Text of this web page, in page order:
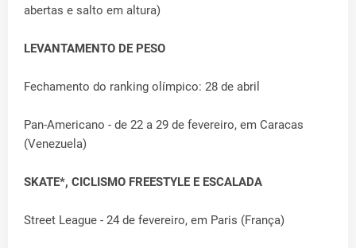
abertas e salto em altura)
LEVANTAMENTO DE PESO
Fechamento do ranking olímpico: 28 de abril
Pan-Americano - de 22 a 29 de fevereiro, em Caracas
(Venezuela)
SKATE*, CICLISMO FREESTYLE E ESCALADA
Street League - 24 de fevereiro, em Paris (França)